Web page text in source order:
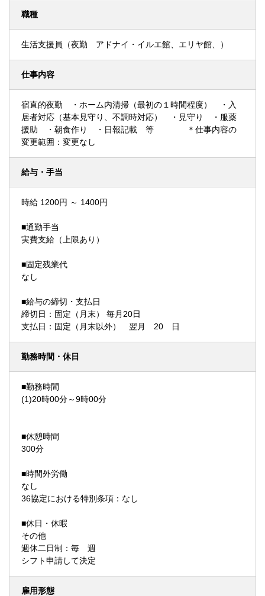
職種
生活支援員（夜勤 アドナイ・イルエ館、エリヤ館、）
仕事内容
宿直的夜勤 ・ホーム内清掃（最初の１時間程度） ・入
居者対応（基本見守り、不調時対応） ・見守り ・服薬
援助 ・朝食作り ・日報記載 等 ＊仕事内容の
変更範囲：変更なし
給与・手当
時給 1200円 ～ 1400円
■通勤手当
実費支給（上限あり）
■固定残業代
なし
■給与の締切・支払日
締切日：固定（月末） 毎月20日
支払日：固定（月末以外） 翌月 20 日
勤務時間・休日
■勤務時間
(1)20時00分～9時00分
■休憩時間
300分
■時間外労働
なし
36協定における特別条項：なし
■休日・休暇
その他
週休二日制：毎 週
シフト申請して決定
雇用形態